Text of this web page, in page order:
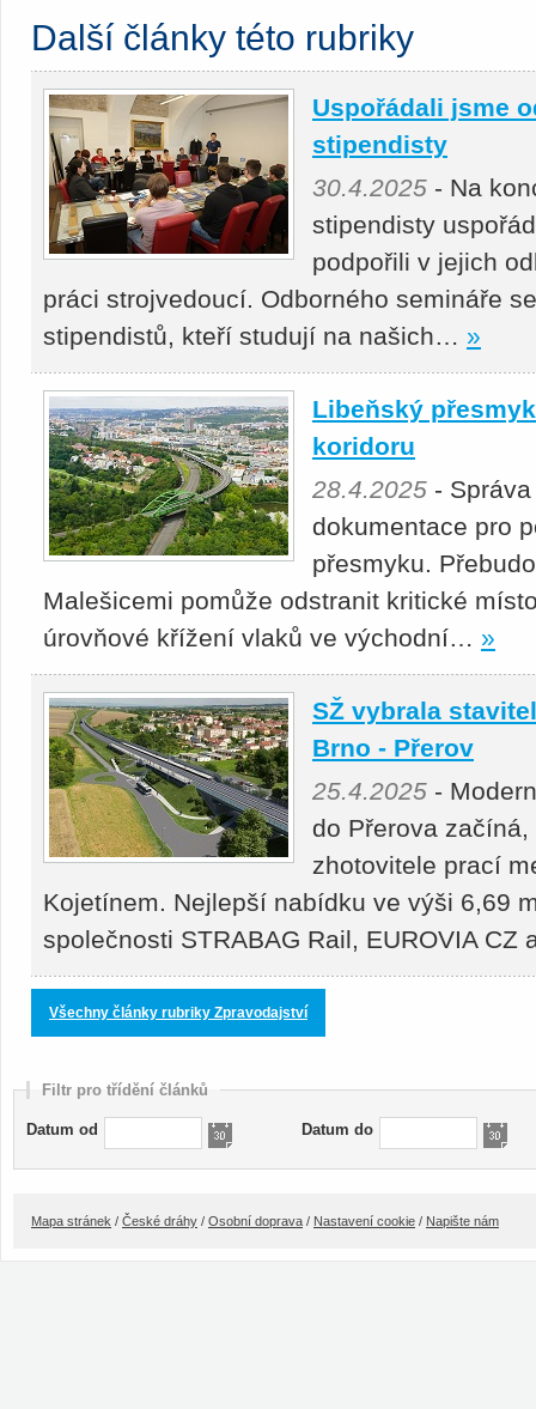
Další články této rubriky
Uspořádali jsme
stipendisty
30.4.2025 - Na
stipendisty
podpořili v jejich
práci strojvedoucí. Odborného semináře
stipendistů, kteří studují na našich… »
Libeňský
koridoru
28.4.2025 -
dokumentace pro
přesmyku.
Malešicemi pomůže odstranit kritické
úrovňové křížení vlaků ve východní… »
SŽ vybrala
Brno - Přerov
25.4.2025 -
do Přerova
zhotovitele prací
Kojetínem. Nejlepší nabídku ve výši 6,69
společnosti STRABAG Rail, EUROVIA
Všechny články rubriky Zpravodajství
Filtr pro třídění článků
Datum od Datum do
Mapa stránek / České dráhy / Osobní doprava / Nastavení cookie / Napište nám